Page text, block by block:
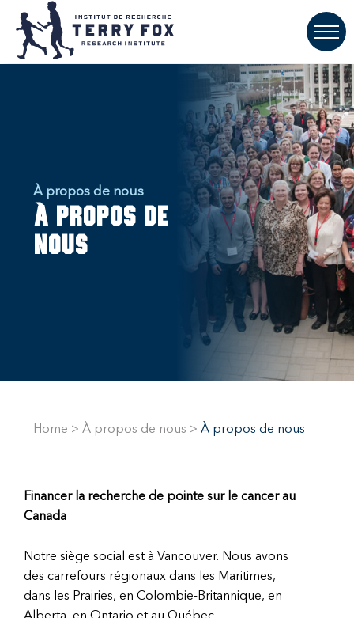
À propos de nous
À propos de
nous
Home > À propos de nous > À propos de nous
Financer la recherche de pointe sur le cancer au
Canada
Notre siège social est à Vancouver. Nous avons
des carrefours régionaux dans les Maritimes,
dans les Prairies, en Colombie-Britannique, en